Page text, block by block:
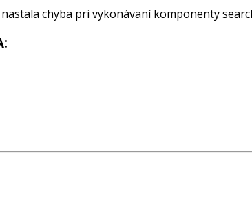
chyba pri vykonávaní komponenty